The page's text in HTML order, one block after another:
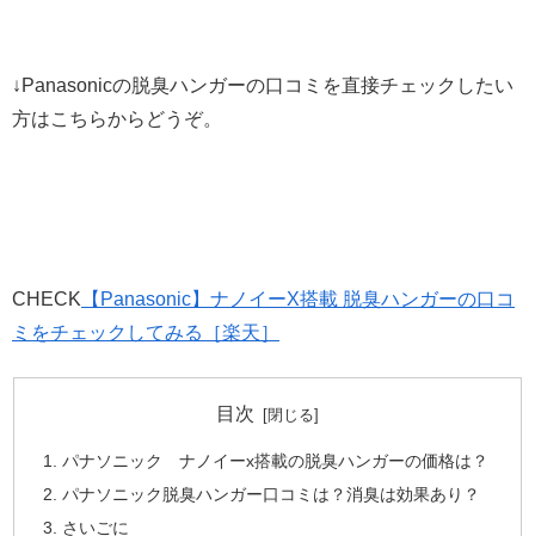
↓Panasonicの脱臭ハンガーの口コミを直接チェックしたい
方はこちらからどうぞ。
CHECK 【Panasonic】ナノイーX搭載 脱臭ハンガーの口コ
ミをチェックしてみる［楽天］
目次
パナソニック ナノイーx搭載の脱臭ハンガーの価格は？
パナソニック脱臭ハンガー口コミは？消臭は効果あり？
さいごに